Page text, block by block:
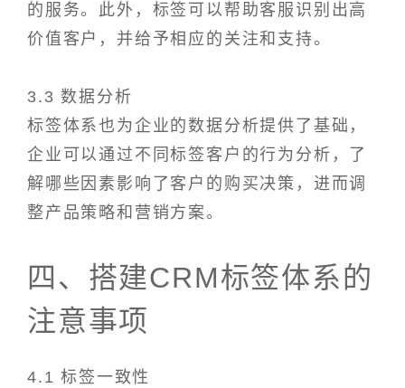
的服务。此外，标签可以帮助客服识别出高
价值客户，并给予相应的关注和支持。
3.3 数据分析
标签体系也为企业的数据分析提供了基础，
企业可以通过不同标签客户的行为分析，了
解哪些因素影响了客户的购买决策，进而调
整产品策略和营销方案。
四、搭建CRM标签体系的
注意事项
4.1 标签一致性